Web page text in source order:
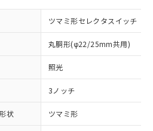
ツマミ形セレクタスイッチ
丸胴形(φ22/25mm共用)
照光
3ノッチ
状 ツマミ形